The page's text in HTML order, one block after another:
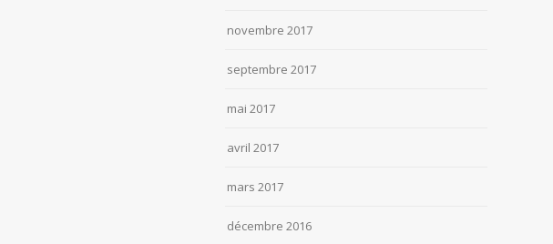
novembre 2017
septembre 2017
mai 2017
avril 2017
mars 2017
décembre 2016